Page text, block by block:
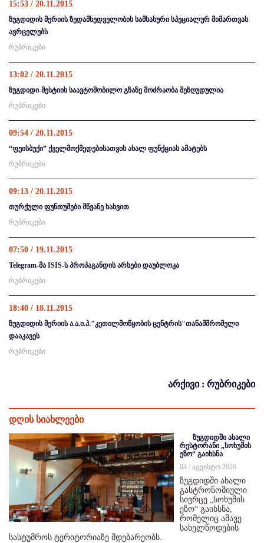
15:53 / 20.11.2015
ზუგდიდის მერიის ზედამხედველობის სამსახური სპეციალურ მიმართვას
ავრცელებს
რუბრიკები
13:02 / 20.11.2015
ზუგდიდი-მესტიის საავტომობილო გზაზე მოძრაობა შეზღუდულია
რუბრიკები
09:54 / 20.11.2015
“ფეისბუქი” ქველმოქმედებისათვის ახალ ფუნქციას ამატებს
რუბრიკები
09:13 / 20.11.2015
თურქული ფუნთუშები მწვანე ხახვით
რუბრიკები
07:50 / 19.11.2015
Telegram-მა ISIS-ს პროპაგანდის არხები დაუბლოკა
რუბრიკები
18:40 / 18.11.2015
ზუგდიდის მერიის ა.ა.ი.პ."კეთილმოწყობის ცენტრის"თანამშრომელი
დააკავეს
რუბრიკები
არქივი : რუბრიკები
დღის სიახლეები
ზუგდიდში ახალი
რესტორანი „სოხუმის
ეზო“ გაიხსნა
04 / აგვისტო 2026
ზუგდიდში ახალი
გასტრონომიული
სივრცე „სოხუმის
ეზო“ გაიხსნა,
რომელიც ამავე
სახელწოდების
სასტუმროს ტერიტორიაზე მდებარეობს.